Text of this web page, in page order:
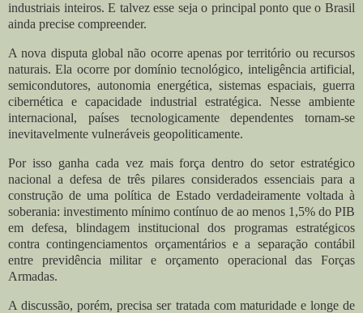
industriais inteiros. E talvez esse seja o principal ponto que o Brasil
ainda precise compreender.
A nova disputa global não ocorre apenas por território ou recursos
naturais. Ela ocorre por domínio tecnológico, inteligência artificial,
semicondutores, autonomia energética, sistemas espaciais, guerra
cibernética e capacidade industrial estratégica. Nesse ambiente
internacional, países tecnologicamente dependentes tornam-se
inevitavelmente vulneráveis geopoliticamente.
Por isso ganha cada vez mais força dentro do setor estratégico
nacional a defesa de três pilares considerados essenciais para a
construção de uma política de Estado verdadeiramente voltada à
soberania: investimento mínimo contínuo de ao menos 1,5% do PIB
em defesa, blindagem institucional dos programas estratégicos
contra contingenciamentos orçamentários e a separação contábil
entre previdência militar e orçamento operacional das Forças
Armadas.
A discussão, porém, precisa ser tratada com maturidade e longe de